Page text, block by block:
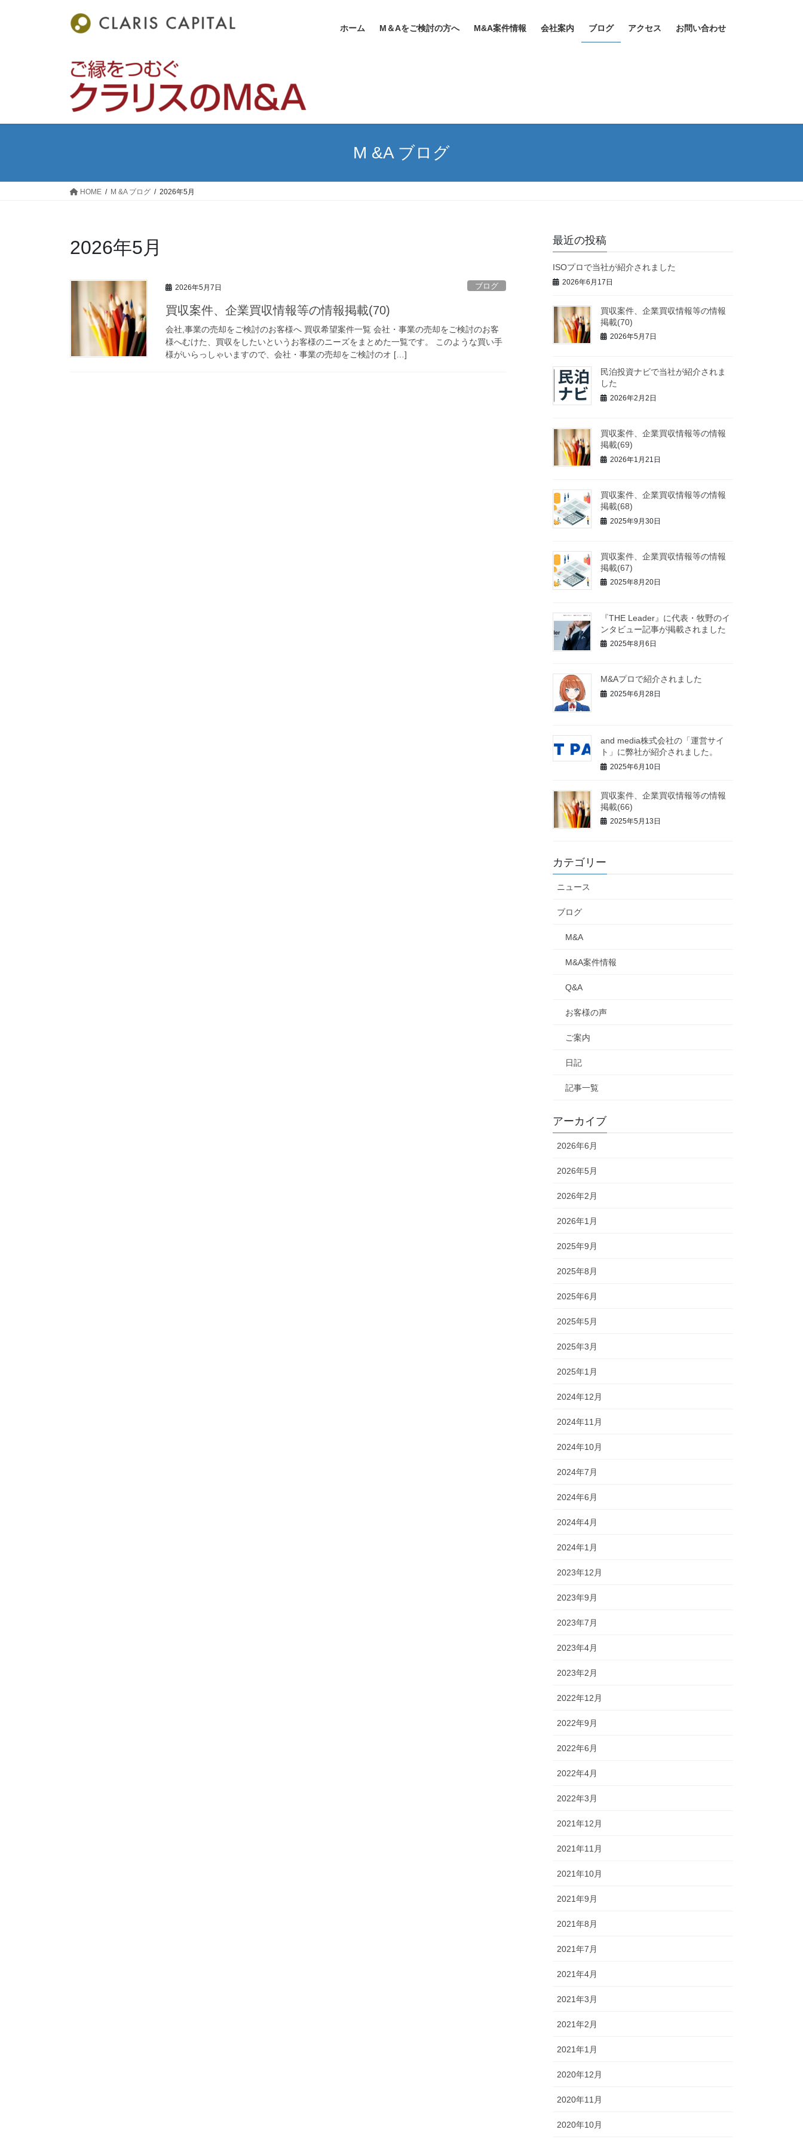
ホーム M＆Aをご検討の方へ M&A案件情報 会社案内 ブログ アクセス お問い合わせ
M &A ブログ
HOME M &A ブログ 2026年5月
2026年5月
2026年5月7日 ブログ
買収案件、企業買収情報等の情報掲載(70)
会社,事業の売却をご検討のお客様へ 買収希望案件一覧 会社・事業の売却をご検討のお客
様へむけた、買収をしたいというお客様のニーズをまとめた一覧です。 このような買い手
様がいらっしゃいますので、会社・事業の売却をご検討のオ […]
最近の投稿
ISOプロで当社が紹介されました
2026年6月17日
買収案件、企業買収情報等の情報
掲載(70)
2026年5月7日
民泊投資ナビで当社が紹介されま
した
2026年2月2日
買収案件、企業買収情報等の情報
掲載(69)
2026年1月21日
買収案件、企業買収情報等の情報
掲載(68)
2025年9月30日
買収案件、企業買収情報等の情報
掲載(67)
2025年8月20日
『THE Leader』に代表・牧野のイ
ンタビュー記事が掲載されました
2025年8月6日
M&Aプロで紹介されました
2025年6月28日
and media株式会社の「運営サイ
ト」に弊社が紹介されました。
2025年6月10日
買収案件、企業買収情報等の情報
掲載(66)
2025年5月13日
カテゴリー
ニュース
ブログ
M&A
M&A案件情報
Q&A
お客様の声
ご案内
日記
記事一覧
アーカイブ
2026年6月
2026年5月
2026年2月
2026年1月
2025年9月
2025年8月
2025年6月
2025年5月
2025年3月
2025年1月
2024年12月
2024年11月
2024年10月
2024年7月
2024年6月
2024年4月
2024年1月
2023年12月
2023年9月
2023年7月
2023年4月
2023年2月
2022年12月
2022年9月
2022年6月
2022年4月
2022年3月
2021年12月
2021年11月
2021年10月
2021年9月
2021年8月
2021年7月
2021年4月
2021年3月
2021年2月
2021年1月
2020年12月
2020年11月
2020年10月